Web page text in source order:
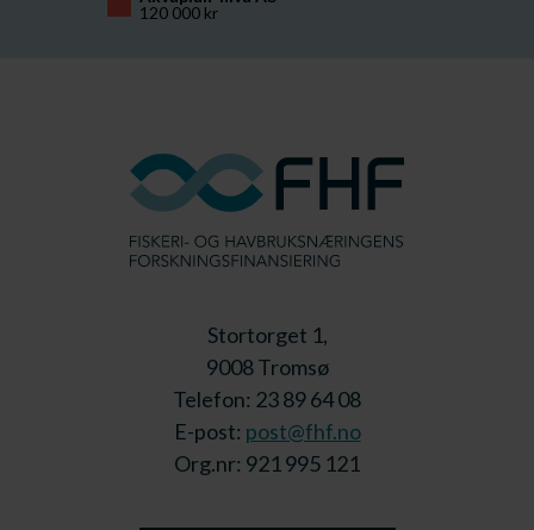
120 000 kr
Stortorget 1,
9008 Tromsø
Telefon: 23 89 64 08
E-post: post@fhf.no
Org.nr: 921 995 121